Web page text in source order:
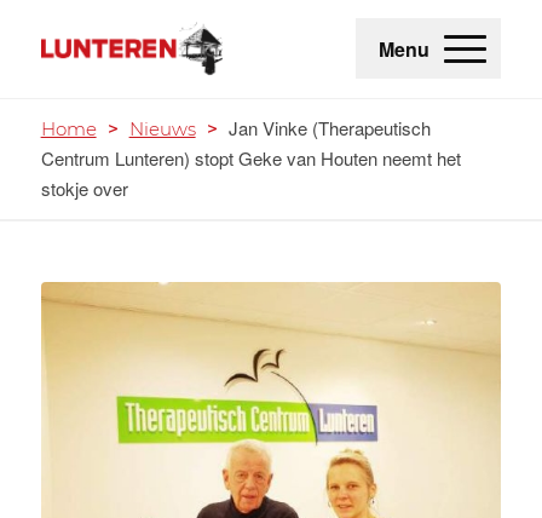
Menu
Home > Nieuws > Jan Vinke (Therapeutisch
Centrum Lunteren) stopt Geke van Houten neemt het
stokje over